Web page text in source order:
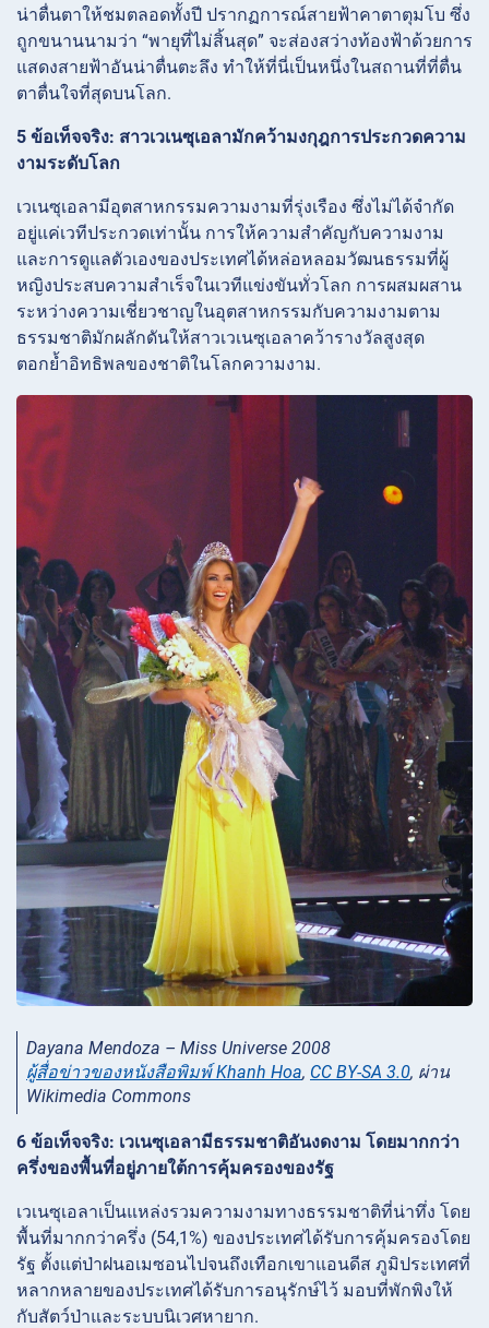
น่าตื่นตาให้ชมตลอดทั้งปี ปรากฏการณ์สายฟ้าคาตาตุมโบ ซึ่ง
ถูกขนานนามว่า “พายุที่ไม่สิ้นสุด” จะส่องสว่างท้องฟ้าด้วยการ
แสดงสายฟ้าอันน่าตื่นตะลึง ทำให้ที่นี่เป็นหนึ่งในสถานที่ที่ตื่น
ตาตื่นใจที่สุดบนโลก.
5 ข้อเท็จจริง: สาวเวเนซุเอลามักคว้ามงกุฎการประกวดความ
งามระดับโลก
เวเนซุเอลามีอุตสาหกรรมความงามที่รุ่งเรือง ซึ่งไม่ได้จำกัด
อยู่แค่เวทีประกวดเท่านั้น การให้ความสำคัญกับความงาม
และการดูแลตัวเองของประเทศได้หล่อหลอมวัฒนธรรมที่ผู้
หญิงประสบความสำเร็จในเวทีแข่งขันทั่วโลก การผสมผสาน
ระหว่างความเชี่ยวชาญในอุตสาหกรรมกับความงามตาม
ธรรมชาติมักผลักดันให้สาวเวเนซุเอลาคว้ารางวัลสูงสุด
ตอกย้ำอิทธิพลของชาติในโลกความงาม.
Dayana Mendoza – Miss Universe 2008
ผู้สื่อข่าวของหนังสือพิมพ์ Khanh Hoa, CC BY-SA 3.0, ผ่าน
Wikimedia Commons
6 ข้อเท็จจริง: เวเนซุเอลามีธรรมชาติอันงดงาม โดยมากกว่า
ครึ่งของพื้นที่อยู่ภายใต้การคุ้มครองของรัฐ
เวเนซุเอลาเป็นแหล่งรวมความงามทางธรรมชาติที่น่าทึ่ง โดย
พื้นที่มากกว่าครึ่ง (54,1%) ของประเทศได้รับการคุ้มครองโดย
รัฐ ตั้งแต่ป่าฝนอเมซอนไปจนถึงเทือกเขาแอนดีส ภูมิประเทศที่
หลากหลายของประเทศได้รับการอนุรักษ์ไว้ มอบที่พักพิงให้
กับสัตว์ป่าและระบบนิเวศหายาก.